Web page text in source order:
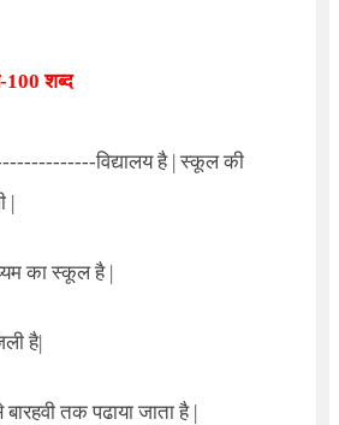
-100शब्द
विद्यालय है | स्कूल की
|
का स्कूल है |
है|
तक पढाया जाता है |